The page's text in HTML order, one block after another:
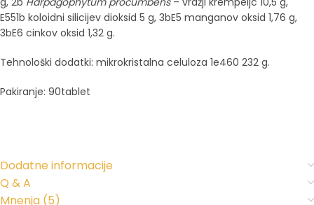
E551b koloidni silicijev dioksid 5 g, 3bE5 manganov oksid 1,76 g,
3bE6 cinkov oksid 1,32 g.
Tehnološki dodatki: mikrokristalna celuloza 1e460 232 g.
Pakiranje: 90tablet
Dodatne informacije
Q & A
Mnenja (5)